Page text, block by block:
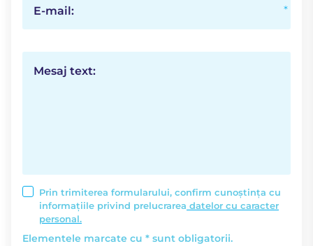
E-mail:
Mesaj text:
Prin trimiterea formularului, confirm cunoștința cu
informațiile privind prelucrarea datelor cu caracter
personal.
Elementele marcate cu * sunt obligatorii.